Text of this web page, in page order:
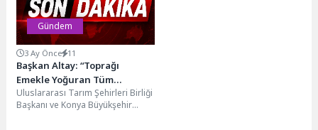
Gündem
3 Ay Önce 11
Başkan Altay: “Toprağı
Emekle Yoğuran Tüm
Çiftçilerimizin 14 Mayıs
Dünya Çiftçiler Günü’nü
Uluslararası Tarım Şehirleri Birliği
Başkanı ve Konya Büyükşehir